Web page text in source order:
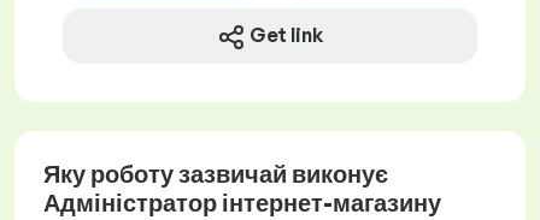
Get link
Яку роботу зазвичай виконує
Адміністратор інтернет-магазину